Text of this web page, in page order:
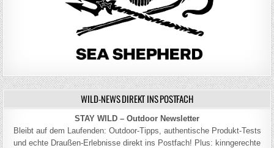
WILD-NEWS DIREKT INS POSTFACH
STAY WILD – Outdoor Newsletter
Bleibt auf dem Laufenden: Outdoor-Tipps, authentische Produkt-Tests
und echte Draußen-Erlebnisse direkt ins Postfach! Plus: kinngerechte